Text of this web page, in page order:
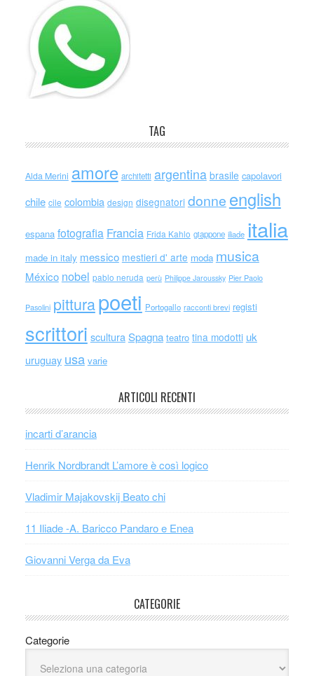
TAG
Alda Merini amore architetti argentina brasile capolavori
chile cile colombia design disegnatori donne english
espana fotografia Francia Frida Kahlo giappone iliade italia
made in italy messico mestieri d' arte moda musica
México nobel pablo neruda perù Philippe Jaroussky Pier Paolo
Pasolini pitturapoeti Portogallo racconti brevi registi
scrittori scultura Spagna teatro tina modotti uk
uruguay usa varie
ARTICOLI RECENTI
incarti d’arancia
Henrik Nordbrandt L’amore è così logico
Vladimir Majakovskij Beato chi
11 Iliade -A. Baricco Pandaro e Enea
Giovanni Verga da Eva
CATEGORIE
Categorie